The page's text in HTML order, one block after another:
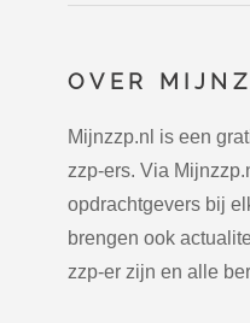
OVER
Mijnzzp.nl is een
zzp-ers. Via
opdrachtgevers bij
brengen ook
zzp-er zijn en alle